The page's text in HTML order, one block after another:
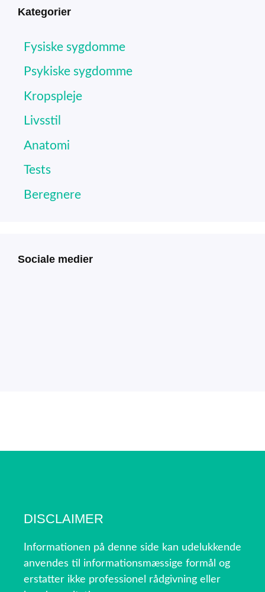
Kategorier
Fysiske sygdomme
Psykiske sygdomme
Kropspleje
Livsstil
Anatomi
Tests
Beregnere
Sociale medier
DISCLAIMER
Informationen på denne side kan udelukkende
anvendes til informationsmæssige formål og
erstatter ikke professionel rådgivning eller